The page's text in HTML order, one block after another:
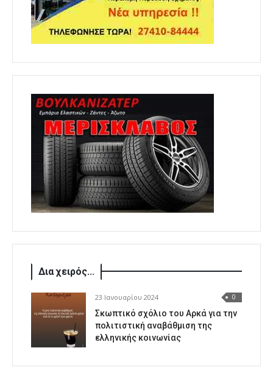
Δια χειρός...
23 Ιανουαρίου 2024 0
Σκωπτικό σχόλιο του Αρκά για την
πολιτιστική αναβάθμιση της
ελληνικής κοινωνίας